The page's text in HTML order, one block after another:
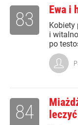
Ewa i
Kobiety
i
po
83
84